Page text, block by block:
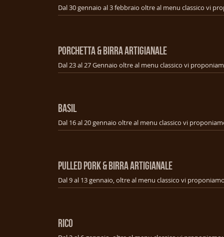
PORCHETTA & BIRRA ARTIGIANALE
BASIL
PULLED PORK & BIRRA ARTIGIANALE
RICO